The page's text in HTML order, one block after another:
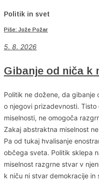
Politik in svet
Piše: Jože Požar
5. 8. 2026
Gibanje od niča k
Politik ne dožene, da
o njegovi prizadevnosti.
miselnosti, ne omogoča
Zakaj abstraktna miselnost
Pa od tukaj hvalisanje
občega sveta. Politik sklepa
miselnost razgrne stvar v
k niču ni stvar demokracije in